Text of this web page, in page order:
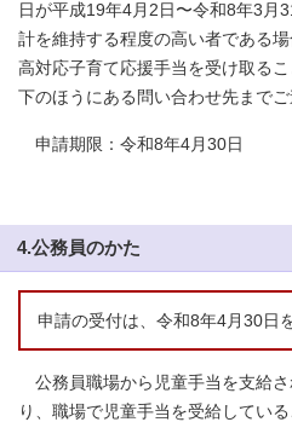
日が平成19年4月2日〜令和8年3月
計を維持する程度の高い者である
高対応子育て応援手当を受け取る
下のほうにある問い合わせ先までご
申請期限：令和8年4月30日
4.公務員のかた
申請の受付は、令和8年4月30日
公務員職場から児童手当を支給
り、職場で児童手当を受給してい